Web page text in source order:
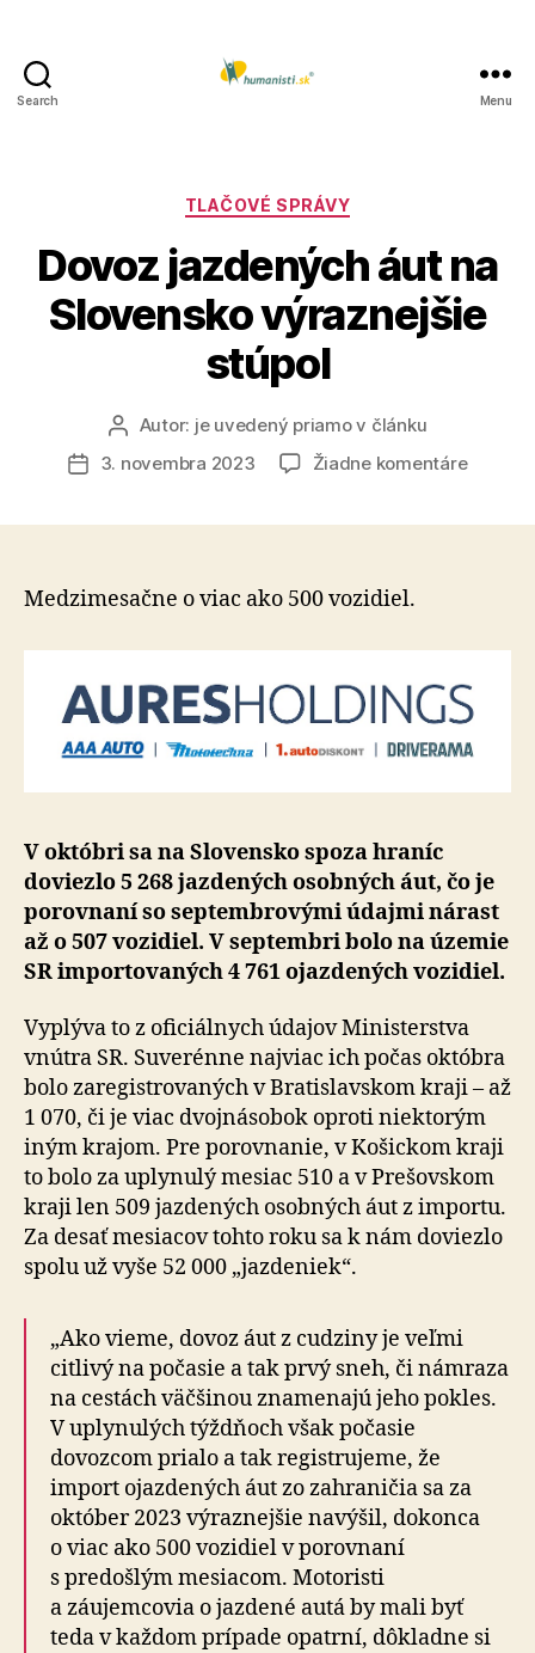
Search Menu
Kategórie
TLAČOVÉ SPRÁVY
Dovoz jazdených áut na
Slovensko výraznejšie
stúpol
AutorAutor: je uvedený priamo v článku
Dátum3. novembra 2023 Žiadne komentárena
stúpol
Medzimesačne o viac ako 500 vozidiel.
V októbri sa na Slovensko spoza hraníc
doviezlo 5 268 jazdených osobných áut, čo je
porovnaní so septembrovými údajmi nárast
až o 507 vozidiel. V septembri bolo na územie
SR importovaných 4 761 ojazdených vozidiel.
Vyplýva to z oficiálnych údajov Ministerstva
vnútra SR. Suverénne najviac ich počas októbra
bolo zaregistrovaných v Bratislavskom kraji – až
1 070, či je viac dvojnásobok oproti niektorým
iným krajom. Pre porovnanie, v Košickom kraji
to bolo za uplynulý mesiac 510 a v Prešovskom
kraji len 509 jazdených osobných áut z importu.
Za desať mesiacov tohto roku sa k nám doviezlo
spolu už vyše 52 000 „jazdeniek“.
„Ako vieme, dovoz áut z cudziny je veľmi
citlivý na počasie a tak prvý sneh, či námraza
na cestách väčšinou znamenajú jeho pokles.
V uplynulých týždňoch však počasie
dovozcom prialo a tak registrujeme, že
import ojazdených áut zo zahraničia sa za
október 2023 výraznejšie navýšil, dokonca
o viac ako 500 vozidiel v porovnaní
s predošlým mesiacom. Motoristi
a záujemcovia o jazdené autá by mali byť
teda v každom prípade opatrní, dôkladne si